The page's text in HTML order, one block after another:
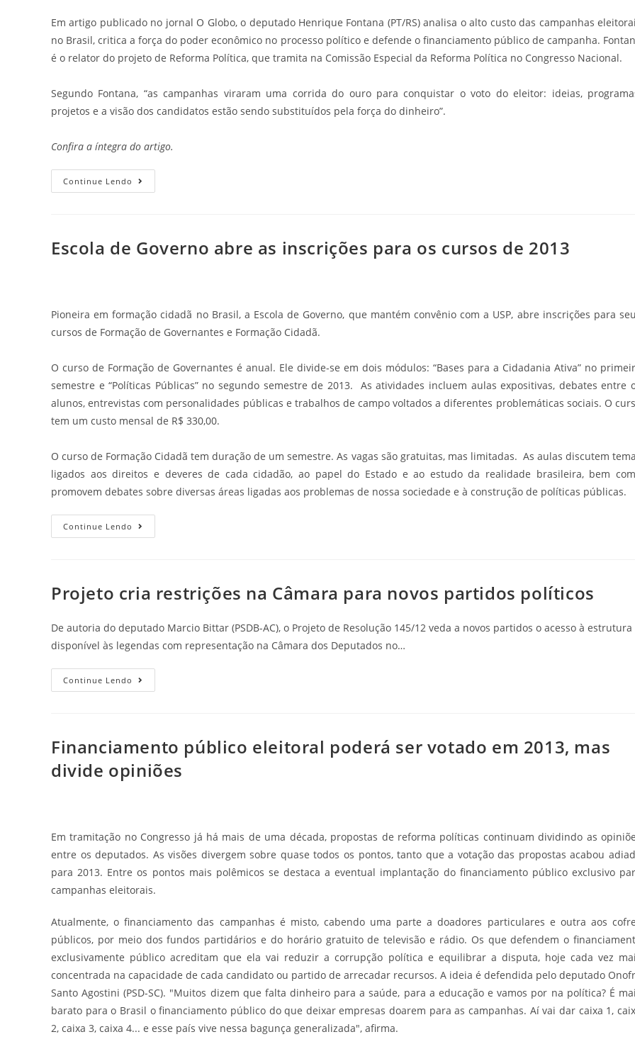
Em artigo publicado no jornal O Globo, o deputado Henrique Fontana (PT/RS) analisa o alto custo das campanhas
no Brasil, critica a força do poder econômico no processo político e defende o financiamento público de campanha.
é o relator do projeto de Reforma Política, que tramita na Comissão Especial da Reforma Política no Congresso Nacional.
Segundo Fontana, “as campanhas viraram uma corrida do ouro para conquistar o voto do eleitor: ideias,
projetos e a visão dos candidatos estão sendo substituídos pela força do dinheiro”.
Confira a íntegra do artigo.
Continue Lendo
Escola de Governo abre as inscrições para os cursos de 2013
Pioneira em formação cidadã no Brasil, a Escola de Governo, que mantém convênio com a USP, abre inscrições para
cursos de Formação de Governantes e Formação Cidadã.
O curso de Formação de Governantes é anual. Ele divide-se em dois módulos: “Bases para a Cidadania Ativa” no
semestre e “Políticas Públicas” no segundo semestre de 2013. As atividades incluem aulas expositivas, debates entre
alunos, entrevistas com personalidades públicas e trabalhos de campo voltados a diferentes problemáticas sociais. O
tem um custo mensal de R$ 330,00.
O curso de Formação Cidadã tem duração de um semestre. As vagas são gratuitas, mas limitadas. As aulas discutem
ligados aos direitos e deveres de cada cidadão, ao papel do Estado e ao estudo da realidade brasileira, bem
promovem debates sobre diversas áreas ligadas aos problemas de nossa sociedade e à construção de políticas públicas.
Continue Lendo
Projeto cria restrições na Câmara para novos partidos políticos
De autoria do deputado Marcio Bittar (PSDB-AC), o Projeto de Resolução 145/12 veda a novos partidos o acesso à estrutura
disponível às legendas com representação na Câmara dos Deputados no…
Continue Lendo
Financiamento público eleitoral poderá ser votado em 2013, mas
divide opiniões
Em tramitação no Congresso já há mais de uma década, propostas de reforma políticas continuam dividindo as
entre os deputados. As visões divergem sobre quase todos os pontos, tanto que a votação das propostas acabou
para 2013. Entre os pontos mais polêmicos se destaca a eventual implantação do financiamento público exclusivo
campanhas eleitorais.
Atualmente, o financiamento das campanhas é misto, cabendo uma parte a doadores particulares e outra aos
públicos, por meio dos fundos partidários e do horário gratuito de televisão e rádio. Os que defendem o
exclusivamente público acreditam que ela vai reduzir a corrupção política e equilibrar a disputa, hoje cada vez
concentrada na capacidade de cada candidato ou partido de arrecadar recursos. A ideia é defendida pelo deputado
Santo Agostini (PSD-SC). "Muitos dizem que falta dinheiro para a saúde, para a educação e vamos por na política? É
barato para o Brasil o financiamento público do que deixar empresas doarem para as campanhas. Aí vai dar caixa 1,
2, caixa 3, caixa 4... e esse país vive nessa bagunça generalizada", afirma.